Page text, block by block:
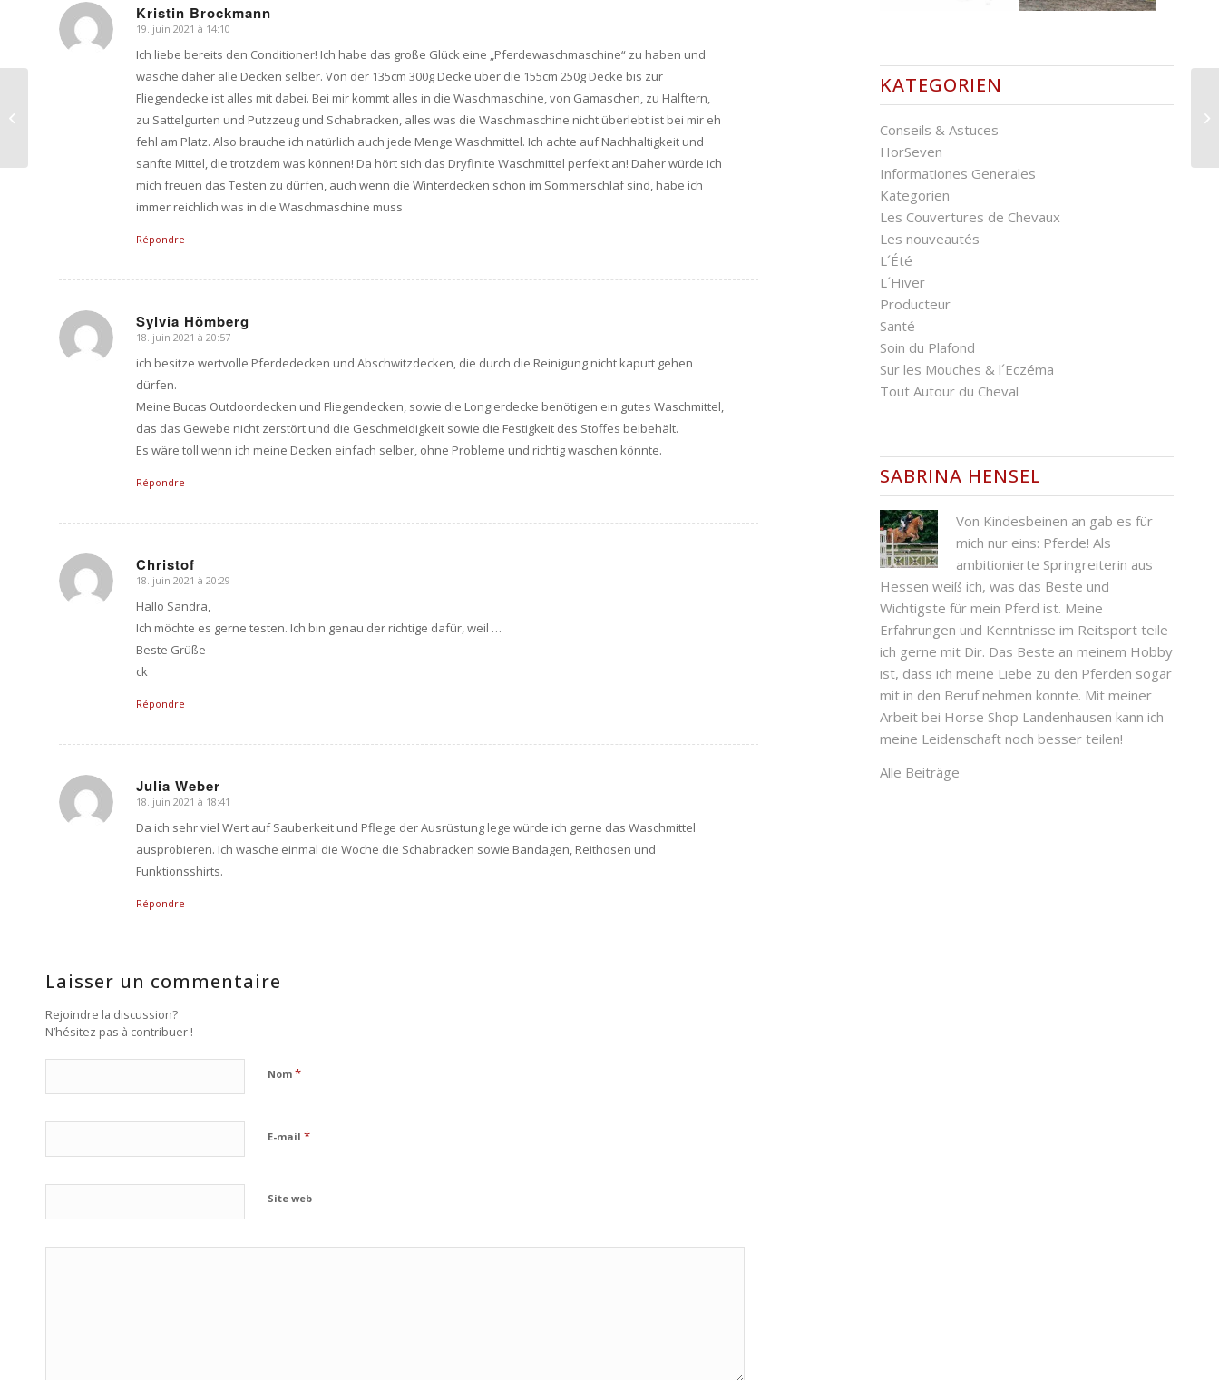
Kristin Brockmann
dit
:
19. juin 2021 à 14:10
Ich liebe bereits den Conditioner! Ich habe das große Glück eine „Pferdewaschmaschine“ zu haben und
wasche daher alle Decken selber. Von der 135cm 300g Decke über die 155cm 250g Decke bis zur
Fliegendecke ist alles mit dabei. Bei mir kommt alles in die Waschmaschine, von Gamaschen, zu Halftern,
zu Sattelgurten und Putzzeug und Schabracken, alles was die Waschmaschine nicht überlebt ist bei mir eh
fehl am Platz. Also brauche ich natürlich auch jede Menge Waschmittel. Ich achte auf Nachhaltigkeit und
sanfte Mittel, die trotzdem was können! Da hört sich das Dryfinite Waschmittel perfekt an! Daher würde ich
mich freuen das Testen zu dürfen, auch wenn die Winterdecken schon im Sommerschlaf sind, habe ich
immer reichlich was in die Waschmaschine muss
Répondre
Sylvia Hömberg
dit
:
18. juin 2021 à 20:57
ich besitze wertvolle Pferdedecken und Abschwitzdecken, die durch die Reinigung nicht kaputt gehen
dürfen.
Meine Bucas Outdoordecken und Fliegendecken, sowie die Longierdecke benötigen ein gutes Waschmittel,
das das Gewebe nicht zerstört und die Geschmeidigkeit sowie die Festigkeit des Stoffes beibehält.
Es wäre toll wenn ich meine Decken einfach selber, ohne Probleme und richtig waschen könnte.
Répondre
Christof
dit
:
18. juin 2021 à 20:29
Hallo Sandra,
Ich möchte es gerne testen. Ich bin genau der richtige dafür, weil …
Beste Grüße
ck
Répondre
Julia Weber
dit
:
18. juin 2021 à 18:41
Da ich sehr viel Wert auf Sauberkeit und Pflege der Ausrüstung lege würde ich gerne das Waschmittel
ausprobieren. Ich wasche einmal die Woche die Schabracken sowie Bandagen, Reithosen und
Funktionsshirts.
Répondre
Laisser un commentaire
Rejoindre la discussion?
N’hésitez pas à contribuer !
Nom *
E-mail *
Site web
KATEGORIEN
Conseils & Astuces
HorSeven
Informationes Generales
Kategorien
Les Couvertures de Chevaux
Les nouveautés
L´Été
L´Hiver
Producteur
Santé
Soin du Plafond
Sur les Mouches & l´Eczéma
Tout Autour du Cheval
SABRINA HENSEL
Von Kindesbeinen an gab es für
mich nur eins: Pferde! Als
ambitionierte Springreiterin aus
Hessen weiß ich, was das Beste und
Wichtigste für mein Pferd ist. Meine
Erfahrungen und Kenntnisse im Reitsport teile
ich gerne mit Dir. Das Beste an meinem Hobby
ist, dass ich meine Liebe zu den Pferden sogar
mit in den Beruf nehmen konnte. Mit meiner
Arbeit bei Horse Shop Landenhausen kann ich
meine Leidenschaft noch besser teilen!
Alle Beiträge
La bonne couverture d
´écurie: ce à quoi tu